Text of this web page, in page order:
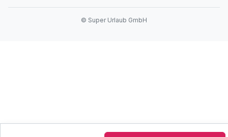
© Super Urlaub GmbH